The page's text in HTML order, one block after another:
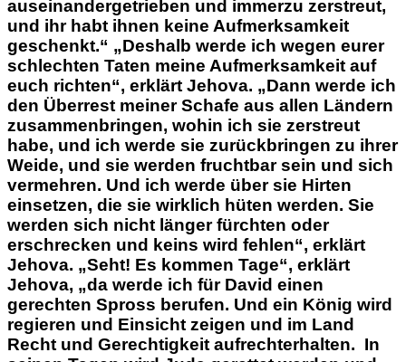
auseinander­getrieben und immerzu zerstreut,
und ihr habt ihnen keine Aufmerksamkeit
geschenkt.“ „Deshalb werde ich wegen eurer
schlechten Taten meine Aufmerksamkeit auf
euch richten“, erklärt Jehova. „Dann werde ich
den Überrest meiner Schafe aus allen Ländern
zusammenbringen, wohin ich sie zerstreut
habe, und ich werde sie zurückbringen zu ihrer
Weide, und sie werden fruchtbar sein und sich
vermehren. Und ich werde über sie Hirten
einsetzen, die sie wirklich hüten werden. Sie
werden sich nicht länger fürchten oder
erschrecken und keins wird fehlen“, erklärt
Jehova. „Seht! Es kommen Tage“, erklärt
Jehova, „da werde ich für David einen
gerechten Spross berufen. Und ein König wird
regieren und Einsicht zeigen und im Land
Recht und Gerechtigkeit aufrechterhalten. In